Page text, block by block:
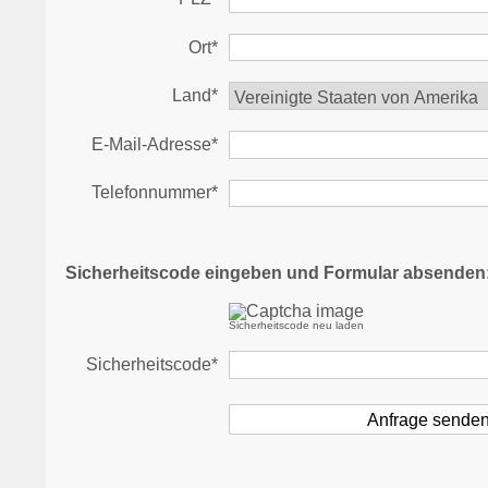
Ort*
Land*
E-Mail-Adresse*
Telefonnummer*
Sicherheitscode eingeben und Formular
Sicherheitscode neu laden
Sicherheitscode*